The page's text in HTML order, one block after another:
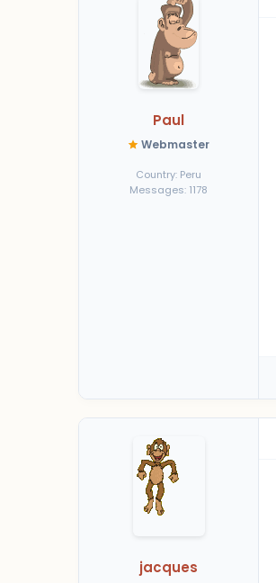
Paul
Webmaster
Country: Peru
Messages: 1178
jacques